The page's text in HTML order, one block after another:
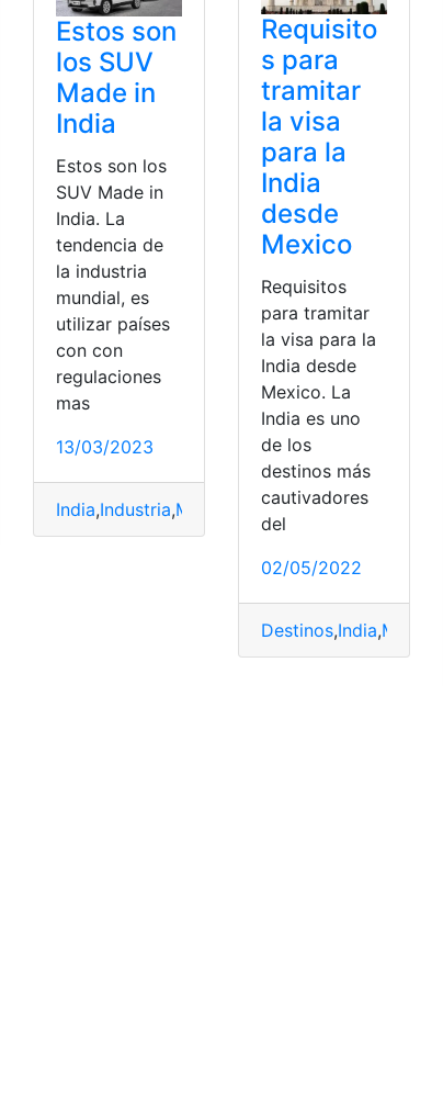
,KIA,Lanzamiento
Estos son
los SUV
Made in
India
Estos son los
SUV Made in
India. La
tendencia de
la industria
mundial, es
utilizar países
con con
regulaciones
mas
13/03/2023
India,Industria,Marca Modelo,Vehículo
Requisito
s para
tramitar
la visa
para la
India
desde
Mexico
Requisitos
para tramitar
la visa para la
India desde
Mexico. La
India es uno
de los
destinos más
cautivadores
del
02/05/2022
Destinos,India,México